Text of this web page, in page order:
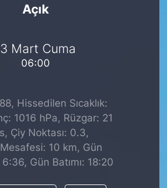
Açık
Mart Cuma
06:00
Hissedilen Sıcaklık:
1016 hPa, Rüzgar: 21
Çiy Noktası: 0.3,
10 km, Gün
Gün Batımı: 18:20